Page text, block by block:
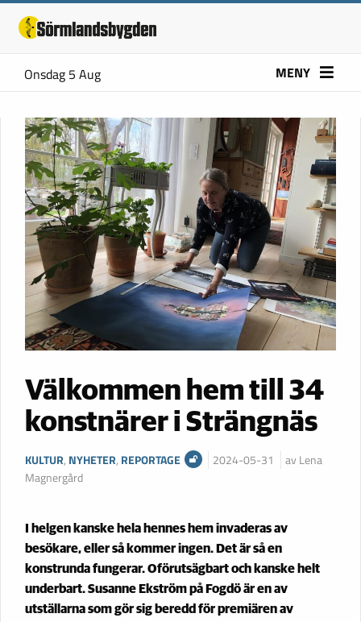
Onsdag 5 Aug MENY
Välkommen hem till 34
konstnärer i Strängnäs
KULTUR, NYHETER, REPORTAGE 2024-05-31
av Lena
Magnergård
I helgen kanske hela hennes hem invaderas av
besökare, eller så kommer ingen. Det är så en
konstrunda fungerar. Oförutsägbart och kanske helt
underbart. Susanne Ekström på Fogdö är en av
utställarna som gör sig beredd för premiären av